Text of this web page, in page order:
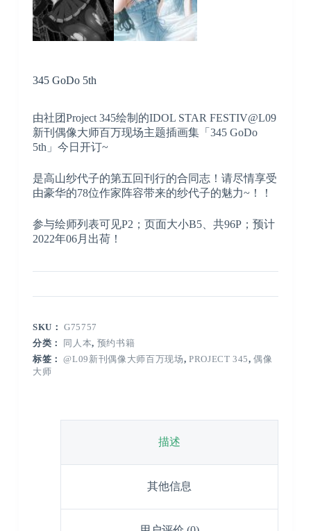
345 GoDo 5th
由社团Project 345绘制的IDOL STAR FESTIV@L09
新刊偶像大师百万现场主题插画集「345 GoDo
5th」今日开订~
是高山纱代子的第五回刊行的合同志！请尽情享受
由豪华的78位作家阵容带来的纱代子的魅力~！！
参与绘师列表可见P2；页面大小B5、共96P；预计
2022年06月出荷！
SKU：G75757
分类：
同人本, 预约书籍
标签：@L09新刊偶像大师百万现场, PROJECT 345,偶像
大师
描述
其他信息